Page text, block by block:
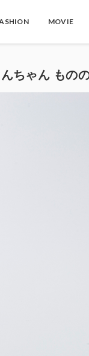
MOVIE
んちゃん もの